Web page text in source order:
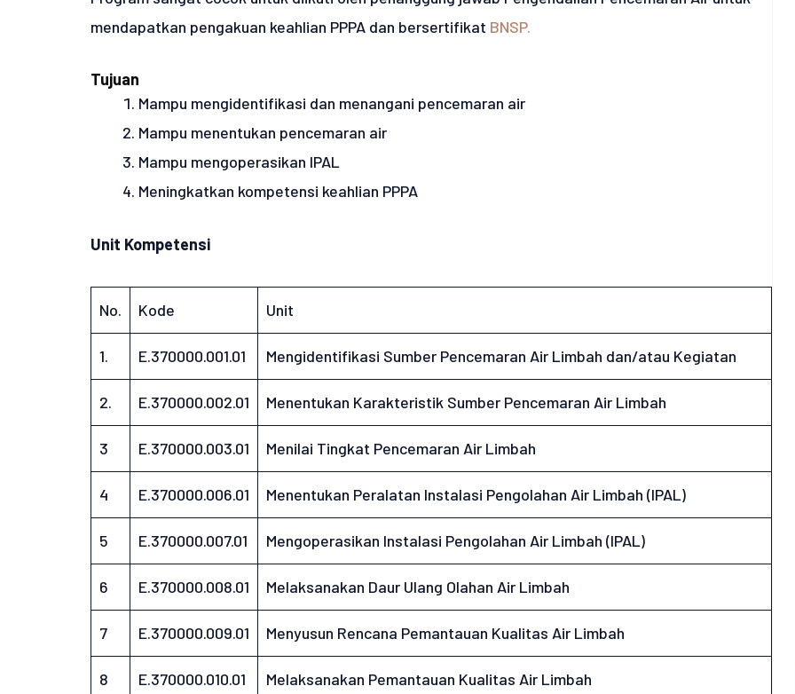
mendapatkan pengakuan keahlian PPPA dan bersertifikat BNSP.
Tujuan
Mampu mengidentifikasi dan menangani pencemaran air
Mampu menentukan pencemaran air
Mampu mengoperasikan IPAL
Meningkatkan kompetensi keahlian PPPA
Unit Kompetensi
No. Kode Unit
1. E.370000.001.01 Mengidentifikasi Sumber Pencemaran Air Limbah dan/atau Kegiatan
2. E.370000.002.01 Menentukan Karakteristik Sumber Pencemaran Air Limbah
3 E.370000.003.01 Menilai Tingkat Pencemaran Air Limbah
4 E.370000.006.01 Menentukan Peralatan Instalasi Pengolahan Air Limbah (IPAL)
5 E.370000.007.01 Mengoperasikan Instalasi Pengolahan Air Limbah (IPAL)
6 E.370000.008.01 Melaksanakan Daur Ulang Olahan Air Limbah
7 E.370000.009.01 Menyusun Rencana Pemantauan Kualitas Air Limbah
8 E.370000.010.01 Melaksanakan Pemantauan Kualitas Air Limbah